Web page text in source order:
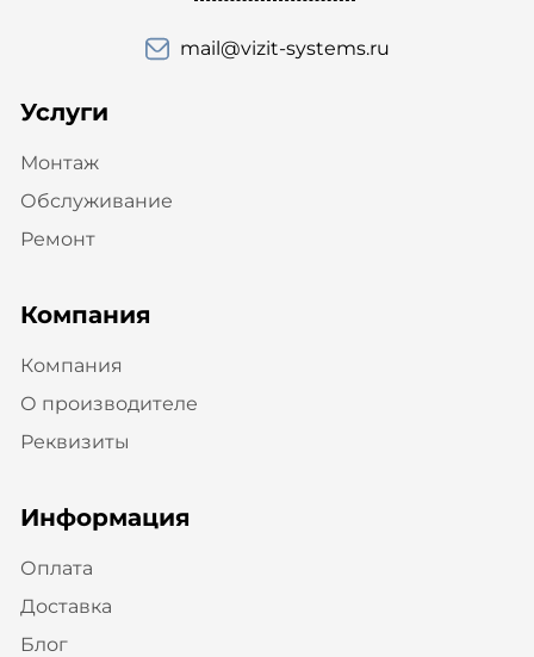
mail@vizit-systems.ru
Услуги
Монтаж
Обслуживание
Ремонт
Компания
Компания
О производителе
Реквизиты
Информация
Оплата
Доставка
Блог